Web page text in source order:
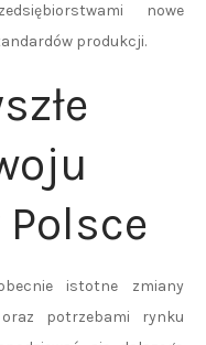
nowe
produkcji.
istotne zmiany
potrzebami rynku